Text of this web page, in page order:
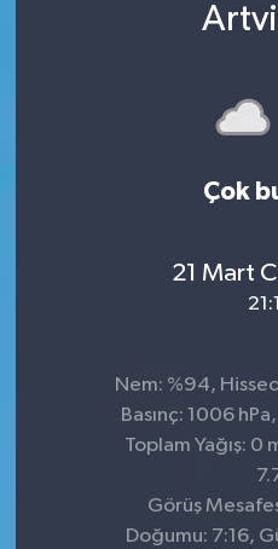
Çok
21 Mart
Nem: %94,
Basınç: 1006
Toplam Yağış: 0
Görüş
Doğumu: 7:16,